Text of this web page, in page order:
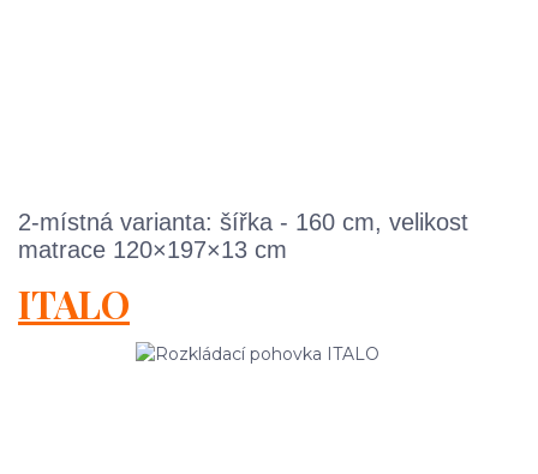
2-místná varianta: šířka - 160 cm, velikost
matrace 120×197×13 cm
ITALO